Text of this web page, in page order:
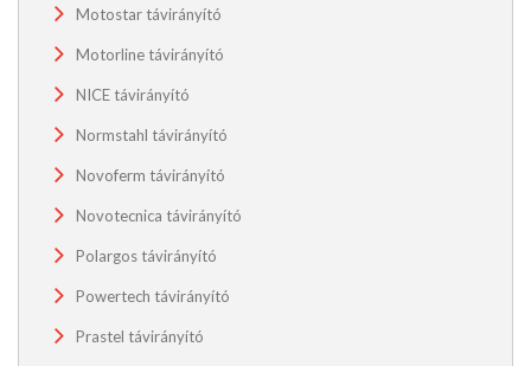
Motostar távirányító
Motorline távirányító
NICE távirányító
Normstahl távirányító
Novoferm távirányító
Novotecnica távirányító
Polargos távirányító
Powertech távirányító
Prastel távirányító